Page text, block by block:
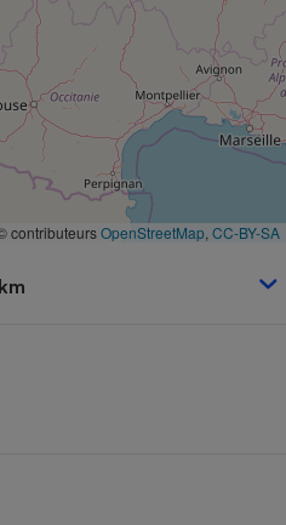
contributeursOpenStreetMap CC-BY-SA
Complément
alimentaire
Assurance emprunteur
Banque
Petit électroménager -
Matelas
Mutuelle